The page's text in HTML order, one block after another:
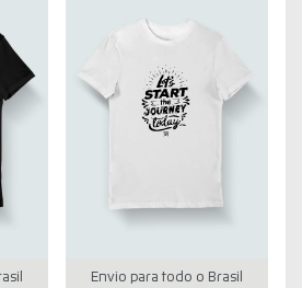
Envio para todo o Brasil